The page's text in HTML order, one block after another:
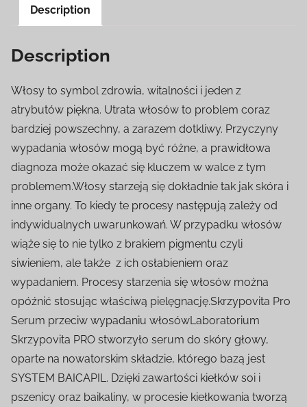
Description
Description
Włosy to symbol zdrowia, witalności i jeden z
atrybutów piękna. Utrata włosów to problem coraz
bardziej powszechny, a zarazem dotkliwy. Przyczyny
wypadania włosów mogą być różne, a prawidłowa
diagnoza może okazać się kluczem w walce z tym
problemem.Włosy starzeją się dokładnie tak jak skóra i
inne organy. To kiedy te procesy następują zależy od
indywidualnych uwarunkowań. W przypadku włosów
wiąże się to nie tylko z brakiem pigmentu czyli
siwieniem, ale także z ich osłabieniem oraz
wypadaniem. Procesy starzenia się włosów można
opóźnić stosując właściwą pielęgnację.Skrzypovita Pro
Serum przeciw wypadaniu włosówLaboratorium
Skrzypovita PRO stworzyło serum do skóry głowy,
oparte na nowatorskim składzie, którego bazą jest
SYSTEM BAICAPIL. Dzięki zawartości kiełków soi i
pszenicy oraz baikaliny, w procesie kiełkowania tworzą